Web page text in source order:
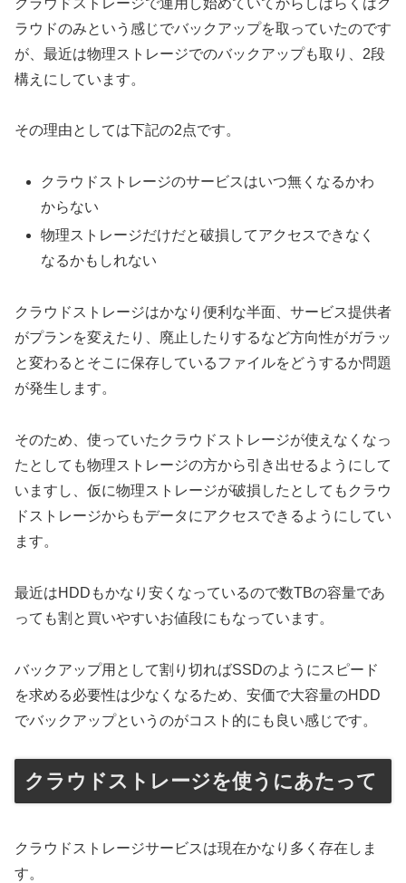
ラウドのみという感じでバックアップを取っていたのです
が、最近は物理ストレージでのバックアップも取り、2段
構えにしています。
その理由としては下記の2点です。
クラウドストレージのサービスはいつ無くなるかわ
からない
物理ストレージだけだと破損してアクセスできなく
なるかもしれない
クラウドストレージはかなり便利な半面、サービス提供者
がプランを変えたり、廃止したりするなど方向性がガラッ
と変わるとそこに保存しているファイルをどうするか問題
が発生します。
そのため、使っていたクラウドストレージが使えなくなっ
たとしても物理ストレージの方から引き出せるようにして
いますし、仮に物理ストレージが破損したとしてもクラウ
ドストレージからもデータにアクセスできるようにしてい
ます。
最近はHDDもかなり安くなっているので数TBの容量であ
っても割と買いやすいお値段にもなっています。
バックアップ用として割り切ればSSDのようにスピード
を求める必要性は少なくなるため、安価で大容量のHDD
でバックアップというのがコスト的にも良い感じです。
クラウドストレージを使うにあたって
クラウドストレージサービスは現在かなり多く存在しま
す。